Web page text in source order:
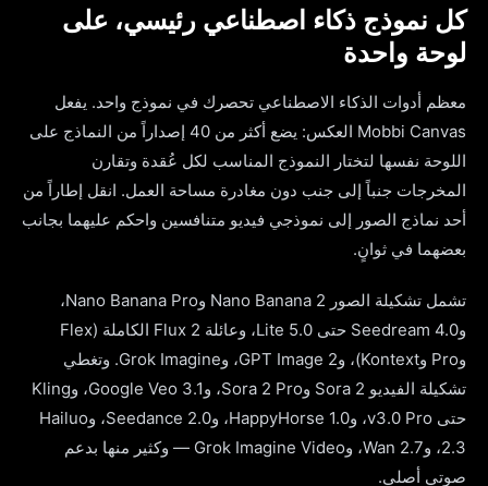
كل نموذج ذكاء اصطناعي رئيسي، على
لوحة واحدة
معظم أدوات الذكاء الاصطناعي تحصرك في نموذج واحد. يفعل
Mobbi Canvas العكس: يضع أكثر من 40 إصداراً من النماذج على
اللوحة نفسها لتختار النموذج المناسب لكل عُقدة وتقارن
المخرجات جنباً إلى جنب دون مغادرة مساحة العمل. انقل إطاراً من
أحد نماذج الصور إلى نموذجي فيديو متنافسين واحكم عليهما بجانب
بعضهما في ثوانٍ.
تشمل تشكيلة الصور Nano Banana 2 وNano Banana Pro،
وSeedream 4.0 حتى 5.0 Lite، وعائلة Flux 2 الكاملة (Flex
وPro وKontext)، وGPT Image 2، وGrok Imagine. وتغطي
تشكيلة الفيديو Sora 2 وSora 2 Pro، وGoogle Veo 3.1، وKling
حتى v3.0 Pro، وHappyHorse 1.0، وSeedance 2.0، وHailuo
2.3، وWan 2.7، وGrok Imagine Video — وكثير منها بدعم
صوتي أصلي.